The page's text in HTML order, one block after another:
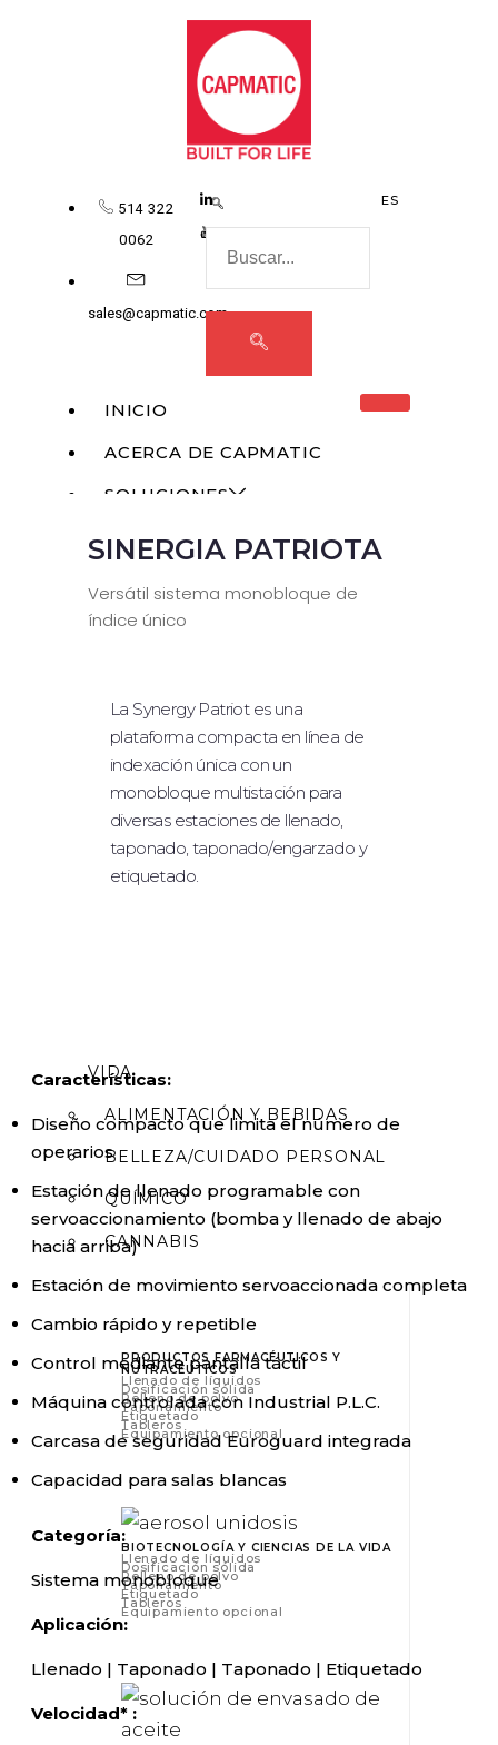
514 322
0062
sales@capmatic.com
ES
INICIO
ACERCA DE CAPMATIC
SOLUCIONES
MONOBLOQUE
RELLENO LÍQUIDO
DOSIFICACIÓN SÓLIDA
TAPONAMIENTO
ETIQUETADO
SISTEMA ROBÓTICO
TABLEROS DE MESA
EQUIPAMIENTO OPCIONAL
VIDA
ALIMENTACIÓN Y BEBIDAS
BELLEZA/CUIDADO PERSONAL
QUÍMICO
CANNABIS
PRODUCTOS FARMACÉUTICOS Y
NUTRACÉUTICOS
Llenado de líquidos
Dosificación sólida
Relleno de polvo
Taponamiento
Etiquetado
Tableros
Equipamiento opcional
BIOTECNOLOGÍA Y CIENCIAS DE LA VIDA
Llenado de líquidos
Dosificación sólida
Relleno de polvo
Taponamiento
Etiquetado
Tableros
Equipamiento opcional
SINERGIA PATRIOTA
Versátil sistema monobloque de
índice único
La Synergy Patriot es una
plataforma compacta en línea de
indexación única con un
monobloque multistación para
diversas estaciones de llenado,
taponado, taponado/engarzado y
etiquetado.
Características:
Diseño compacto que limita el número de
operarios
Estación de llenado programable con
servoaccionamiento (bomba y llenado de abajo
hacia arriba)
Estación de movimiento servoaccionada completa
Cambio rápido y repetible
Control mediante pantalla táctil
Máquina controlada con Industrial P.L.C.
Carcasa de seguridad Euroguard integrada
Capacidad para salas blancas
Categoría:
Sistema monobloque
Aplicación:
Llenado | Taponado | Taponado | Etiquetado
Velocidad* :